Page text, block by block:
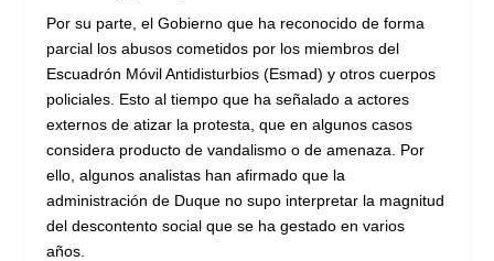
Por su parte, el Gobierno que ha reconocido de forma
parcial los abusos cometidos por los miembros del
Escuadrón Móvil Antidisturbios (Esmad) y otros cuerpos
policiales. Esto al tiempo que ha señalado a actores
externos de atizar la protesta, que en algunos casos
considera producto de vandalismo o de amenaza. Por
ello, algunos analistas han afirmado que la
administración de Duque no supo interpretar la magnitud
del descontento social que se ha gestado en varios
años.